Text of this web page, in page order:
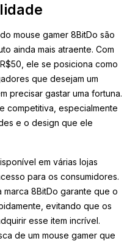
do mouse gamer 8BitDo são
ainda mais atraente. Com
ele se posiciona como
que desejam um
precisar gastar uma fortuna.
competitiva, especialmente
e o design que ele
em várias lojas
para os consumidores.
8BitDo garante que o
evitando que os
esse item incrível.
de um mouse gamer que